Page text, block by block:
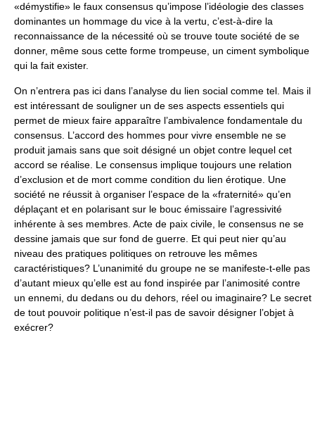
«démystifie» le faux consensus qu’impose l’idéologie des classes
dominantes un hommage du vice à la vertu, c’est-à-dire la
reconnaissance de la nécessité où se trouve toute société de se
donner, même sous cette forme trompeuse, un ciment symbolique
qui la fait exister.
On n’entrera pas ici dans l’analyse du lien social comme tel. Mais il
est intéressant de souligner un de ses aspects essentiels qui
permet de mieux faire apparaître l’ambivalence fondamentale du
consensus. L’accord des hommes pour vivre ensemble ne se
produit jamais sans que soit désigné un objet contre lequel cet
accord se réalise. Le consensus implique toujours une relation
d’exclusion et de mort comme condition du lien érotique. Une
société ne réussit à organiser l’espace de la «fraternité» qu’en
déplaçant et en polarisant sur le bouc émissaire l’agressivité
inhérente à ses membres. Acte de paix civile, le consensus ne se
dessine jamais que sur fond de guerre. Et qui peut nier qu’au
niveau des pratiques politiques on retrouve les mêmes
caractéristiques? L’unanimité du groupe ne se manifeste-t-elle pas
d’autant mieux qu’elle est au fond inspirée par l’animosité contre
un ennemi, du dedans ou du dehors, réel ou imaginaire? Le secret
de tout pouvoir politique n’est-il pas de savoir désigner l’objet à
exécrer?